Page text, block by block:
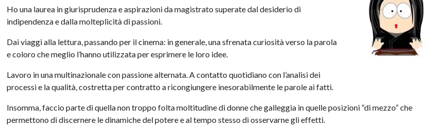
Ho una laurea in giurisprudenza e aspirazioni da magistrato superate dal desiderio di
indipendenza e dalla molteplicità di passioni.
Dai viaggi alla lettura, passando per il cinema: in generale, una sfrenata curiosità verso la parola
e coloro che meglio l’hanno utilizzata per esprimere le loro idee.
Lavoro in una multinazionale con passione alternata. A contatto quotidiano con l’analisi dei
processi e la qualità, costretta per contratto a ricongiungere inesorabilmente le parole ai fatti.
Insomma, faccio parte di quella non troppo folta moltitudine di donne che galleggia in quelle posizioni “di mezzo” che
permettono di discernere le dinamiche del potere e al tempo stesso di osservarne gli effetti.